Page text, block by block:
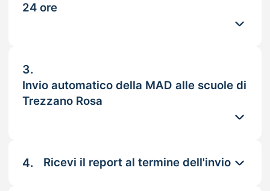
24 ore
3.
Invio automatico della MAD alle scuole di
Trezzano Rosa
4. Ricevi il report al termine dell'invio